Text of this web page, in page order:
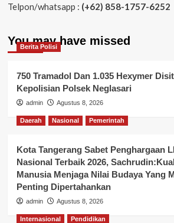
Telpon/whatsapp : (+62) 858-1757-6252
You may have missed
Berita Polisi
750 Tramadol Dan 1.035 Hexymer
Kepolisian Polsek Neglasari
admin Agustus 8, 2026
Daerah Nasional Pemerintah
Kota Tangerang Sabet Penghargaan
Nasional Terbaik 2026,
Manusia Menjaga Nilai Budaya Yang
Penting Dipertahankan
admin Agustus 8, 2026
Internasional Pendidikan